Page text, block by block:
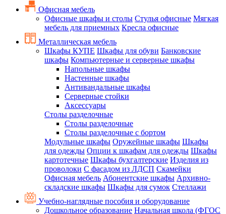
Офисная мебель
Офисные шкафы и столы Стулья офисные Мягкая
мебель для приемных Кресла офисные
Металлическая мебель
Шкафы КУПЕ Шкафы для обуви Банковские
шкафы Компьютерные и серверные шкафы
Напольные шкафы
Настенные шкафы
Антивандальные шкафы
Серверные стойки
Аксессуары
Столы разделочные
Столы разделочные
Столы разделочные с бортом
Модульные шкафы Оружейные шкафы Шкафы
для одежды Опции к шкафам для одежды Шкафы
картотечные Шкафы бухгалтерские Изделия из
проволоки С фасадом из ЛДСП Скамейки
Офисная мебель Абонентские шкафы Архивно-
складские шкафы Шкафы для сумок Стеллажи
Учебно-наглядные пособия и оборудование
Дошкольное образование Начальная школа (ФГОС